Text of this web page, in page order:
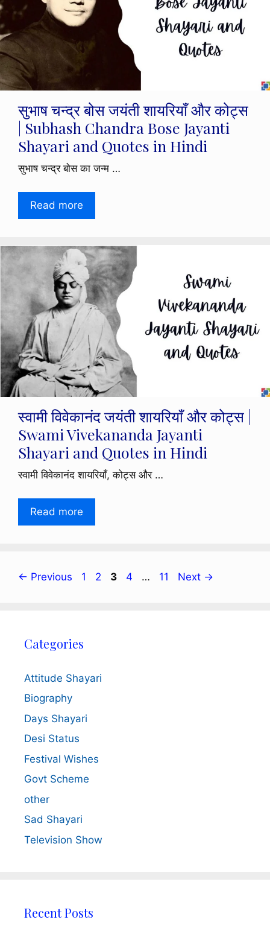
सुभाष चन्द्र बोस जयंती शायरियाँ और कोट्स
| Subhash Chandra Bose Jayanti
Shayari and Quotes in Hindi
सुभाष चन्द्र बोस का जन्म …
Read more
स्वामी विवेकानंद जयंती शायरियाँ और कोट्स |
Swami Vivekananda Jayanti
Shayari and Quotes in Hindi
स्वामी विवेकानंद शायरियाँ, कोट्स और …
Read more
← Previous Page
1 Page
2 Page
3 Page
4 … Page
11 Next →
Categories
Attitude Shayari
Biography
Days Shayari
Desi Status
Festival Wishes
Govt Scheme
other
Sad Shayari
Television Show
Recent Posts